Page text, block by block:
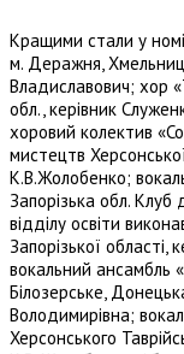
Кращими стали у
м. Деражня,
Владиславович; хор
обл., керівник
хоровий колектив
мистецтв
К.В.Жолобенко;
Запорізька обл.
відділу освіти
Запорізької
вокальний ансамбль
Білозерське,
Володимирівна;
Херсонського